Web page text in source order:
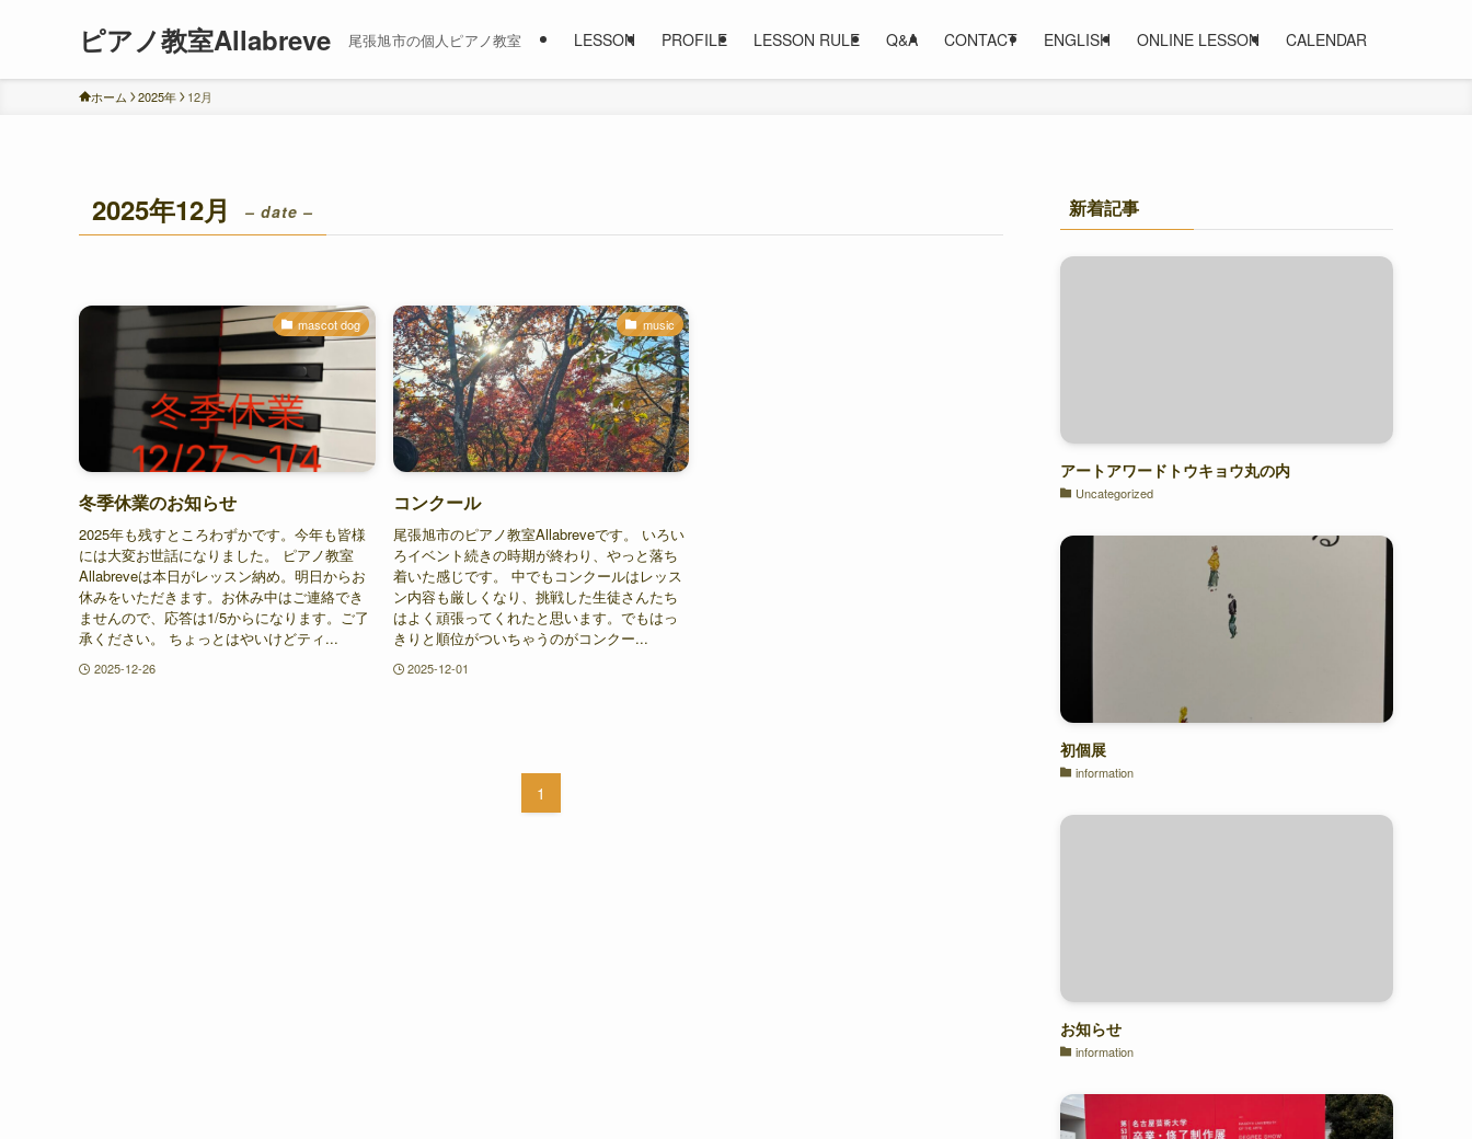
ピアノ教室Allabreve 尾張旭市の個人ピアノ教室 LESSON PROFILE LESSON RULE Q&A CONTACT ENGLISH ONLINE LESSON CALENDAR
ホーム 2025年 12月
2025年12月 – date –
mascot dog
冬季休業のお知らせ
2025年も残すところわずかです。今年も皆様
には大変お世話になりました。 ピアノ教室
Allabreveは本日がレッスン納め。明日からお
休みをいただきます。お休み中はご連絡でき
ませんので、応答は1/5からになります。ご了
承ください。 ちょっとはやいけどティ...
2025-12-26
music
コンクール
尾張旭市のピアノ教室Allabreveです。 いろい
ろイベント続きの時期が終わり、やっと落ち
着いた感じです。 中でもコンクールはレッス
ン内容も厳しくなり、挑戦した生徒さんたち
はよく頑張ってくれたと思います。でもはっ
きりと順位がついちゃうのがコンクー...
2025-12-01
1
新着記事
アートアワードトウキョウ丸の内
Uncategorized
初個展
information
お知らせ
information